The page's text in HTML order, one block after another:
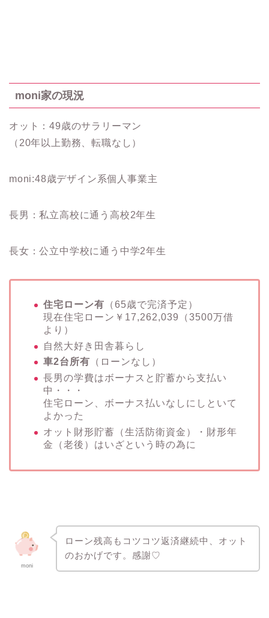
moni家の現況
オット：49歳のサラリーマン
（20年以上勤務、転職なし）
moni:48歳デザイン系個人事業主
長男：私立高校に通う高校2年生
長女：公立中学校に通う中学2年生
住宅ローン有 （65歳で完済予定）
現在住宅ローン￥17,262,039（3500万借
より）
自然大好き田舎暮らし
車2台所有 （ローンなし）
長男の学費はボーナスと貯蓄から支払い
中・・・
住宅ローン、ボーナス払いなしにしといて
よかった
オット財形貯蓄（生活防衛資金）・財形年
金（老後）はいざという時の為に
moni
ローン残高もコツコツ返済継続中、オット
のおかげです。感謝♡